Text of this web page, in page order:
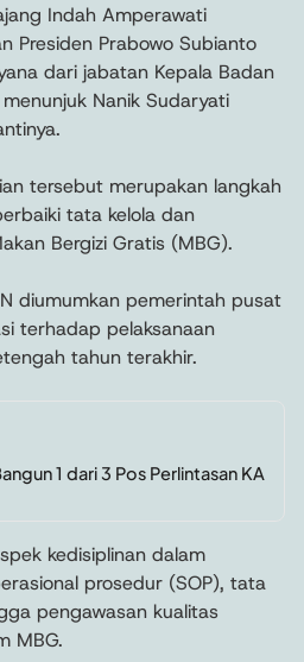
Indah Amperawati
Presiden Prabowo Subianto
dari jabatan Kepala Badan
Nanik Sudaryati
tersebut merupakan langkah
tata kelola dan
Bergizi Gratis (MBG).
diumumkan pemerintah pusat
terhadap pelaksanaan
tahun terakhir.
1 dari 3 Pos Perlintasan KA
kedisiplinan dalam
prosedur (SOP), tata
pengawasan kualitas
MBG.